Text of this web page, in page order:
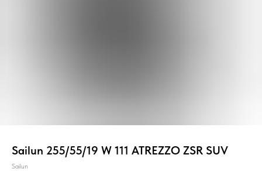
Sailun 255/55/19 W 111 ATREZZO ZSR SUV
Sailun